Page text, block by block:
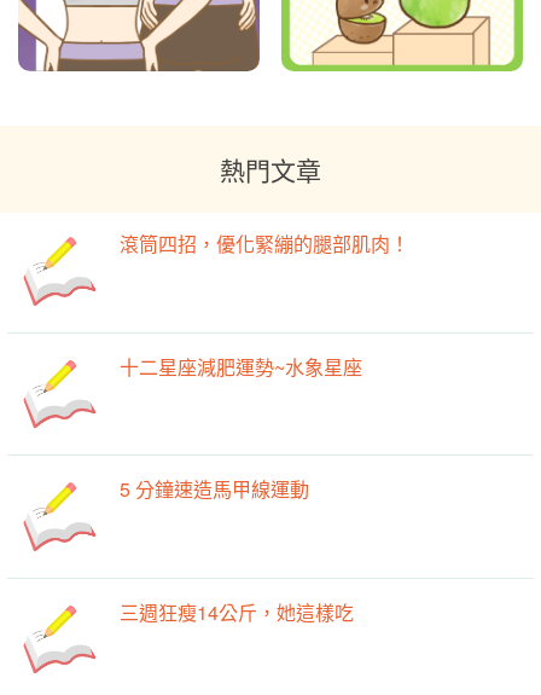
熱門文章
滾筒四招，優化緊繃的腿部肌肉！
十二星座減肥運勢~水象星座
5 分鐘速造馬甲線運動
三週狂瘦14公斤，她這樣吃